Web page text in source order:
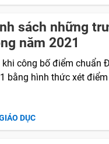
sách những
năm 2021
khi công bố điểm chuẩn
bằng hình thức xét
DỤC